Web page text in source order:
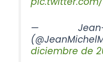
— Jean-
diciembre de